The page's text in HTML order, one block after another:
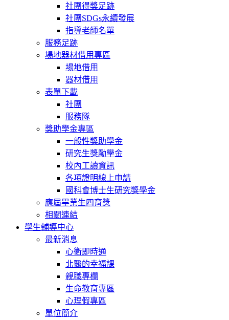
社團得獎足跡
社團SDGs永續發展
指導老師名單
服務足跡
場地器材借用專區
場地借用
器材借用
表單下載
社團
服務隊
獎助學金專區
一般性獎助學金
研究生獎勵學金
校內工讀資訊
各項證明線上申請
國科會博士生研究獎學金
應屆畢業生四育獎
相關連結
學生輔導中心
最新消息
心衛即時通
北醫的幸福課
親職專欄
生命教育專區
心理假專區
單位簡介